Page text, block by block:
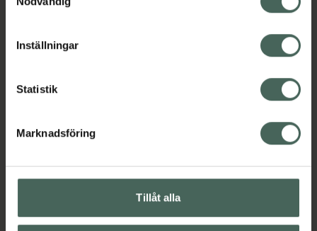
cookieinställningar. Ett återkallat samtycke påverkar inte
lagligheten av behandling som skett innan återkallelsen.
Inställningar
Statistik
Marknadsföring
Tillåt alla
Mage
Kronans Apotek finns här för dig. Du hittar oss från Skåne i
syd till Lappland i norr, och online i mobilen och på
datorn. Oavsett vem du är så är det vårt uppdrag att
med oss.
Kundservice